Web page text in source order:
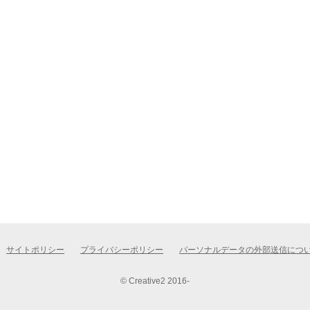
サイトポリシー プライバシーポリシー パーソナルデータの外部送信につ
© Creative2 2016-